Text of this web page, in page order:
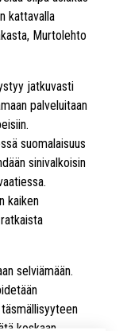
kattavalla
Murtolehto
jatkuvasti
palveluitaan
suomalaisuus
sinivalkoisin
kaiken
selviämään.